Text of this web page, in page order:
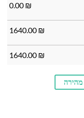
₪
0.00
₪
1640.00
₪
1640.00